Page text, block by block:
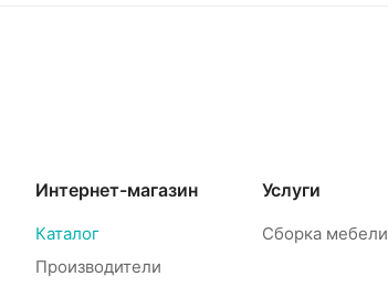
Интернет-магазин
Каталог
Производители
Услуги
Сборка мебели